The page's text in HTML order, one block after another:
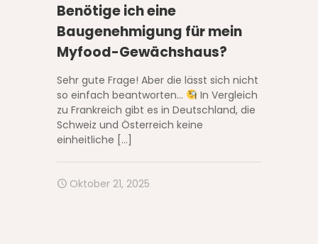
Benötige ich eine
Baugenehmigung für mein
Myfood-Gewächshaus?
Sehr gute Frage! Aber die lässt sich nicht
so einfach beantworten…
In Vergleich
zu Frankreich gibt es in Deutschland, die
Schweiz und Österreich keine
einheitliche […]
Oktober 21, 2025